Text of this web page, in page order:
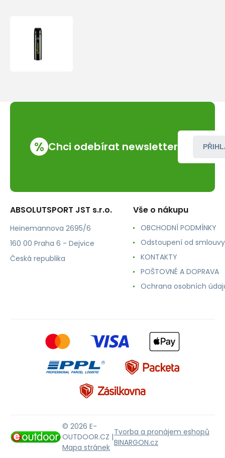
ml
% Chci odebírat newsletter
ABSOLUTSPORT JST s.r.o.
Heinemannova 2695/6
160 00 Praha 6 - Dejvice
Česká republika
Vše o nákupu
OBCHODNÍ PODMÍNKY
Odstoupení od smlouvy
KONTAKTY
POŠTOVNÉ A DOPRAVA
Ochrana osobních
© 2026 E-
OUTDOOR.CZ |
Mapa stránek
Tvorba a pronájem eshopů
BINARGON.cz